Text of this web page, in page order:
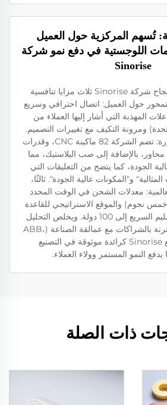
تُسهم المركزية حول العميل
اللوجستية في دفع نمو شركة
Sinorise
يحدد تحليل متعمق لنجاح شركة Sinorise ثلاث مزايا تنافسية
حول العميل: اتصال احترافي وسريع
المهذبة التي أشار إليها العملاء من
ومرونة التكيف مع تغييرات التصميم.
ثانيًا، التكنولوجيا المتطورة: تضم الشركة 82 ماكينة CNC، وقدرات
بالإضافة إلى صب البلاستيك، مما
الجودة، كما يتضح من التعليقات التي
و"المكونات عالية الجودة". ثالثًا،
معدلات الشحن في الوقت المحدد
خمس نجوم) والموقع الاستراتيجي للقاعدة
الإنتاجية التي تتيح التسليم السريع إلى 100 دولة. ويخلص التحليل
إلى أن هذه المزايا، مقترنة بالشراكات مع عمالقة الصناعة (ABB،
MI، TESLA)، تضع Sinorise كرائدة موثوقة في التصنيع
النمو المستمر وولاء العملاء.
ذات الصلة